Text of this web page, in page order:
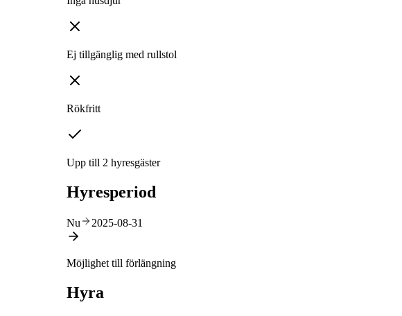
Ej tillgänglig med rullstol
Rökfritt
Upp till 2 hyresgäster
Hyresperiod
Nu 2025-08-31
Möjlighet till förlängning
Hyra